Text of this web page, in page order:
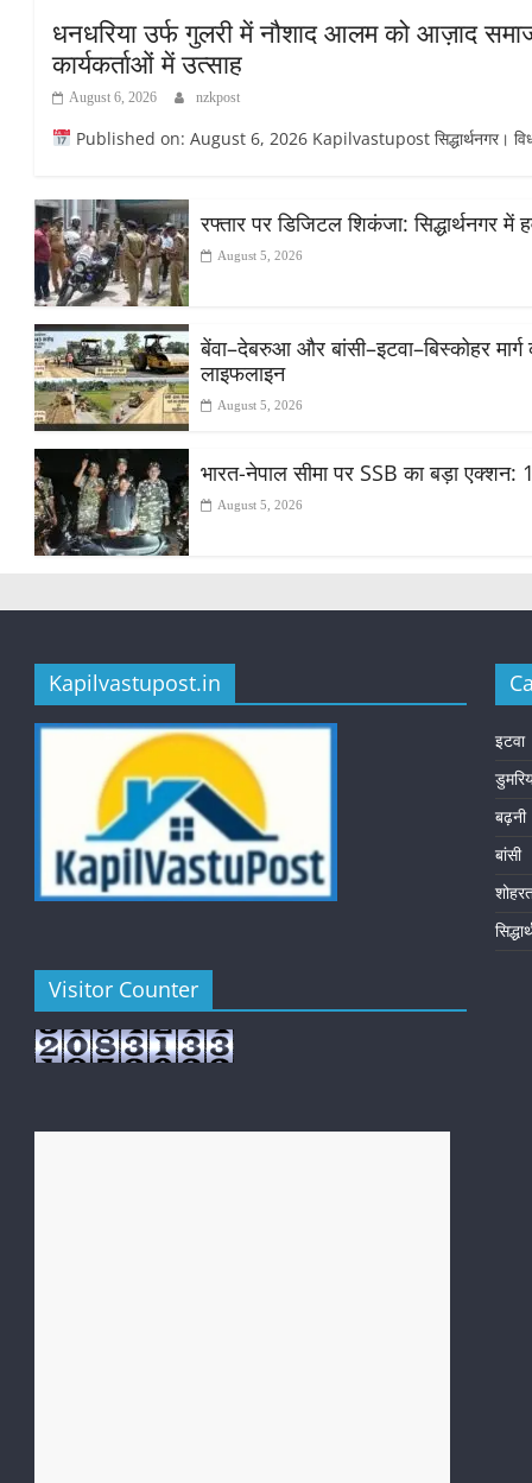
धनधरिया उर्फ गुलरी में नौशाद आलम को आज़ाद समाज
कार्यकर्ताओं में उत्साह
August 6, 2026 nzkpost
Published on: August 6, 2026 Kapilvastupost सिद्धार्थनगर।
रफ्तार पर डिजिटल शिकंजा: सिद्धार्थनगर
August 5, 2026
​बेंवा–देबरुआ और बांसी–इटवा–बिस्कोहर
लाइफलाइन
August 5, 2026
भारत-नेपाल सीमा पर SSB का बड़ा
August 5, 2026
Kapilvastupost.in
Visitor Counter
इटवा
बढ़नी
बांसी